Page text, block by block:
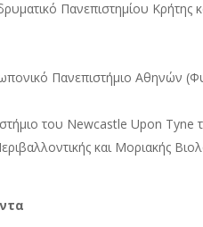
Πανεπιστημίου Κρήτης
Πανεπιστήμιο Αθηνών
του Newcastle Upon
και Μοριακής